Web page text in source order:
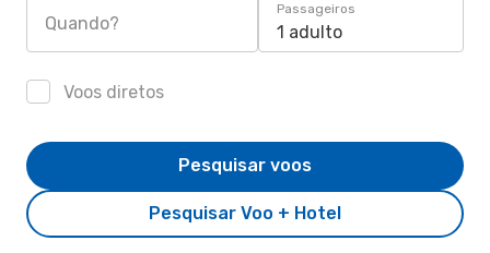
Quando?
Passageiros
1 adulto
Voos diretos
Pesquisar Voo + Hotel
Pesquisar voos